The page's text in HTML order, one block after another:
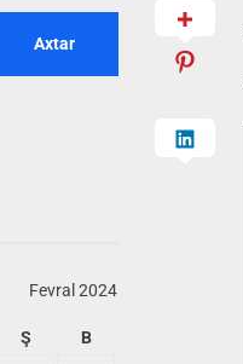
Fevral 2024
Ş B